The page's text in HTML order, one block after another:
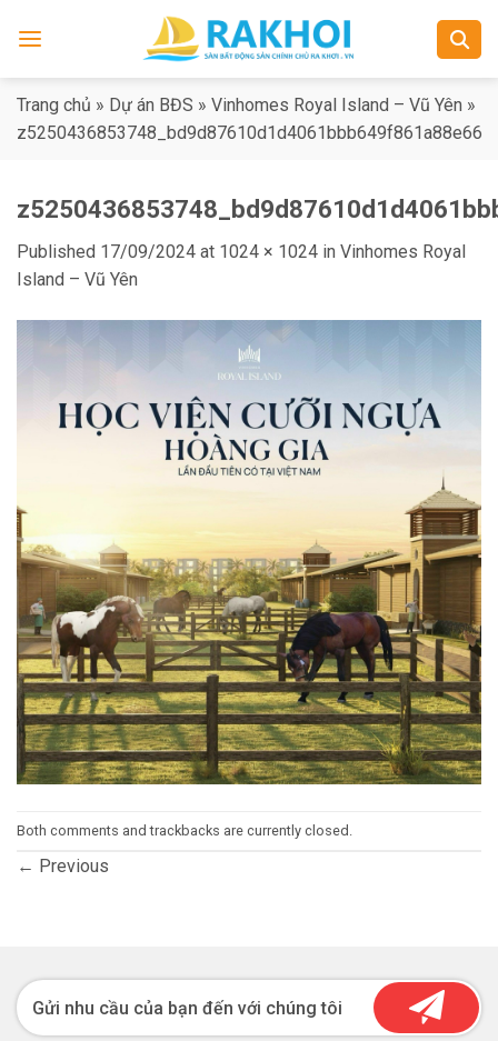
Trang chủ » Dự án BĐS » Vinhomes Royal Island – Vũ Yên »
z5250436853748_bd9d87610d1d4061bbb649f861a88e66
Published 17/09/2024 at 1024 × 1024 in Vinhomes Royal
Island – Vũ Yên
Both comments and trackbacks are currently closed.
← Previous
Gửi nhu cầu của bạn đến với chúng tôi